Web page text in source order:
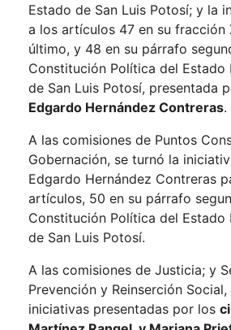
Estado de San Luis Potosí; y la
a los artículos 47 en su fracción
último, y 48 en su párrafo
Constitución Política del Estado
de San Luis Potosí, presentada
Edgardo Hernández Contreras.
A las comisiones de Puntos
Gobernación, se turnó la
Edgardo Hernández Contreras
artículos, 50 en su párrafo
Constitución Política del Estado
de San Luis Potosí.
A las comisiones de Justicia; y
Prevención y Reinserción
iniciativas presentadas por los